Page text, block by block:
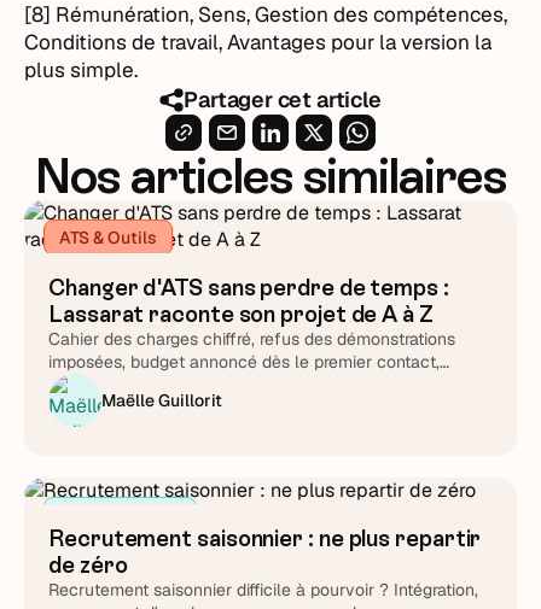
Partager cet article
[8] Rémunération, Sens, Gestion des compétences,
Conditions de travail, Avantages pour la version la
plus simple.
Nos articles similaires
ATS & Outils
Changer d'ATS sans perdre de temps :
Lassarat raconte son projet de A à Z
Cahier des charges chiffré, refus des démonstrations
imposées, budget annoncé dès le premier contact,
support testé chronomètre en main : Lucie Treussart
détaille chaque arbitrage. Une méthode reproductible,
quel que soit l'éditeur que vous choisirez au final.
Maëlle Guillorit
Recrutement saisonnier : ne plus repartir
de zéro
Recrutement saisonnier difficile à pourvoir ? Intégration,